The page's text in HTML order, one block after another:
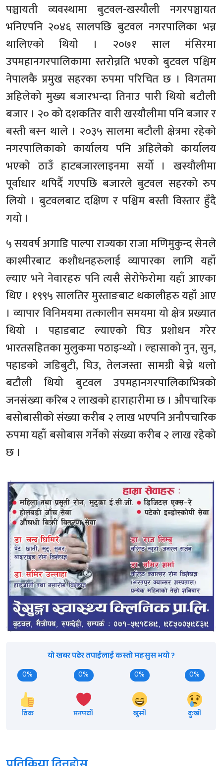
पञ्चायती व्यवस्थामा बुटवल-खस्यौली नगरपञ्चायत
भनिएपनि २०४६ सालपछि बुटवल नगरपालिका भन्न
थालिएको थियो । २०७१ साल मंसिरमा
उपमहानगरपालिकामा स्तरोन्नति भएको बुटवल पश्चिम
नेपालकै प्रमुख सहरका रुपमा परिचित छ । विगतमा
अहिलेको मुख्य बजारभन्दा तिनाउ पारी थियो बटौली
बजार । २० को दशकतिर वारी खस्यौलीमा पनि बजार र
बस्ती बस्न थाले । २०३५ सालमा बटौली क्षेत्रमा रहेको
नगरपालिकाको कार्यालय पनि अहिलेको कार्यालय
भएको ठाउँ हाटबजारलाइनमा सर्यो । खस्यौलीमा
पूर्वाधार थपिदैँ गएपछि बजारले बुटवल सहरको रुप
लियो । बुटवलबाट दक्षिण र पश्चिम बस्ती विस्तार हुँदै
गयो ।
५ सयवर्ष अगाडि पाल्पा राज्यका राजा मणिमुकुन्द सेनले
काश्मीरबाट कशौधनहरुलाई व्यापारका लागि यहाँ
ल्याए भने नेवारहरु पनि त्यसै सेरोफेरोमा यहाँ आएका
थिए । १९९५ सालतिर मुस्ताङबाट थकालीहरु यहाँ आए
। व्यापार विनिमयमा तत्कालीन समयमा यो क्षेत्र प्रख्यात
थियो । पहाडबाट ल्याएको घिउ प्रशोधन गरेर
भारतसहितका मुलुकमा पठाइन्थ्यो । ल्हासाको नुन, सुन,
पहाडको जडिबुटी, घिउ, तेलजस्ता सामग्री बेच्ने थलो
बटौली थियो बुटवल उपमहानगरपालिकाभित्रको
जनसंख्या करिब २ लाखको हाराहारीमा छ । औपचारिक
बसोबासीको संख्या करीब २ लाख भएपनि अनौपचारिक
रुपमा यहाँ बसोबास गर्नेको संख्या करीब २ लाख रहेको
छ ।
यो खबर पढेर तपाईलाई कस्तो महसुस भयो ?
0%
ठिक
0%
मनपर्यो
0%
खुसी
0%
दुःखी